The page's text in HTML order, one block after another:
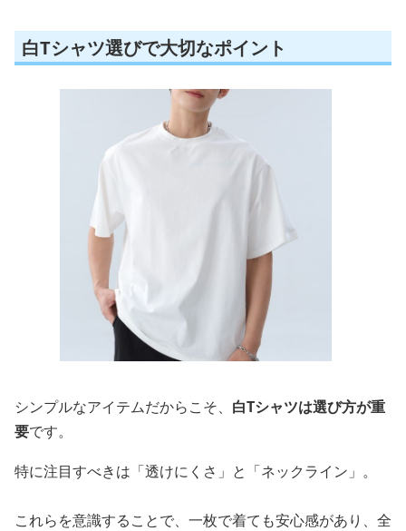
白Tシャツ選びで大切なポイント
シンプルなアイテムだからこそ、 白Tシャツは選び方が重
要です。
特に注目すべきは「透けにくさ」と「ネックライン」。
これらを意識することで、一枚で着ても安心感があり、全